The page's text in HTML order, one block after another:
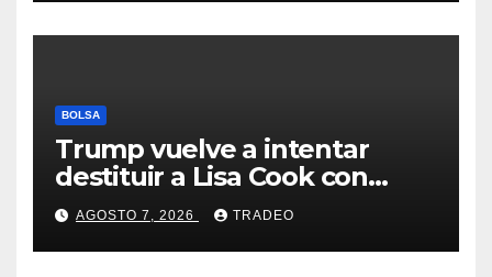
BOLSA
Trump vuelve a intentar
destituir a Lisa Cook con
acusaciones de fraude
hipotecario
AGOSTO 7, 2026 TRADEO